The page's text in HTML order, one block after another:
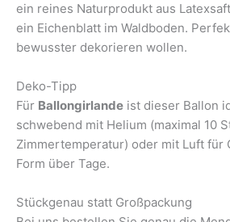
ein reines Naturprodukt aus
ein Eichenblatt im Waldboden.
bewusster dekorieren wollen.
Deko-Tipp
Für Ballongirlande ist dieser Ballon
schwebend mit Helium (maximal 10
Zimmertemperatur) oder mit Luft für
Form über Tage.
Stückgenau statt Großpackung